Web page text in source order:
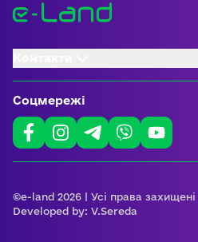
Соцмережі
©e-land 2026 | Усі права захищені
Developed by: V.Sereda